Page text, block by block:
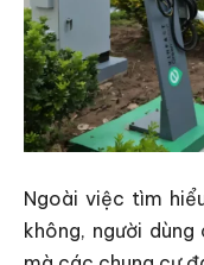
Ngoài việc tìm
không, người